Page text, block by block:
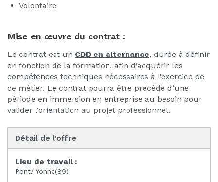
Volontaire
Mise en œuvre du contrat :
Le contrat est un CDD en alternance, durée à définir
en fonction de la formation, afin d’acquérir les
compétences techniques nécessaires à l’exercice de
ce métier. Le contrat pourra être précédé d’une
période en immersion en entreprise au besoin pour
valider l’orientation au projet professionnel.
Détail de l’offre
Lieu de travail :
Pont/ Yonne(89)